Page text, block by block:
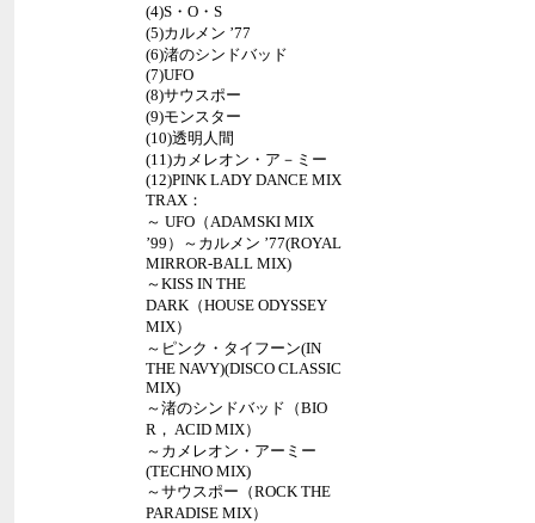
(4)S・O・S
(5)カルメン ’77
(6)渚のシンドバッド
(7)UFO
(8)サウスポー
(9)モンスター
(10)透明人間
(11)カメレオン・ア－ミー
(12)PINK LADY DANCE MIX
TRAX：
～ UFO（ADAMSKI MIX
’99）～カルメン ’77(ROYAL
MIRROR-BALL MIX)
～KISS IN THE
DARK（HOUSE ODYSSEY
MIX）
～ピンク・タイフーン(IN
THE NAVY)(DISCO CLASSIC
MIX)
～渚のシンドバッド（BIO
R， ACID MIX）
～カメレオン・アーミー
(TECHNO MIX)
～サウスポー（ROCK THE
PARADISE MIX）